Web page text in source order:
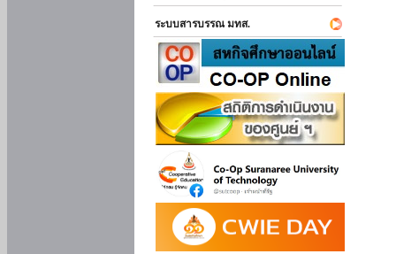
ระบบสารบรรณ มทส.